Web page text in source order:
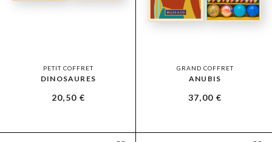
PETIT COFFRET
DINOSAURES
20,50€
GRAND COFFRET
ANUBIS
37,00€